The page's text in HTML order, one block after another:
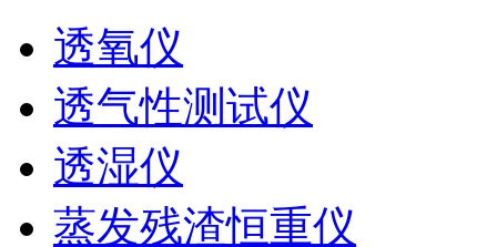
透氧仪
透气性测试仪
透湿仪
蒸发残渣恒重仪